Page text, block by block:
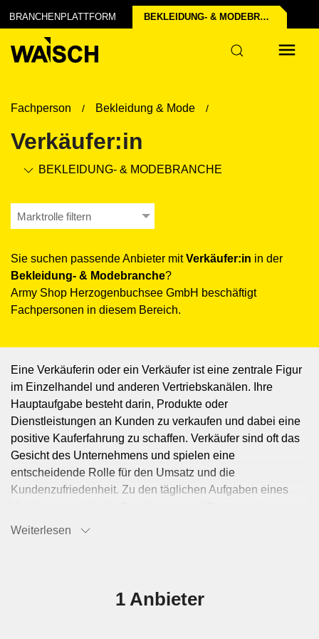
BRANCHENPLATTFORM BEKLEIDUNG- & MODE­BRANCHE
Fachperson Bekleidung & Mode
Verkäufer:in
BEKLEIDUNG- & MODE­BRANCHE
Marktrolle filtern
Sie suchen passende Anbieter mitVerkäufer:in in der
Bekleidung- & Mode­branche?
Army Shop Herzogenbuchsee GmbH beschäftigt
Fachpersonen in diesem Bereich.
1 Anbieter
Eine Verkäuferin oder ein Verkäufer ist eine zentrale Figur
im Einzelhandel und anderen Vertriebskanälen. Ihre
Hauptaufgabe besteht darin, Produkte oder
Dienstleistungen an Kunden zu verkaufen und dabei eine
positive Kauferfahrung zu schaffen. Verkäufer sind oft das
Gesicht des Unternehmens und spielen eine
entscheidende Rolle für den Umsatz und die
Kundenzufriedenheit. Zu den täglichen Aufgaben eines
Kunden. Sie hören aufmerksam zu, um die Bedürfnisse
Funktionen, Vorteile und Besonderheiten. Sie führen
Weiterlesen